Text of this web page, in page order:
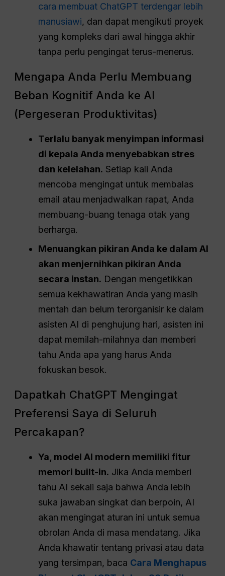
cara membuat ChatGPT terdengar lebih
manusiawi, dan dapat mengikuti proyek
yang kompleks dari awal hingga akhir
tanpa perlu pengingat terus-menerus.
Mengapa Anda Perlu Membuang
Beban Kognitif Anda ke AI
(Pergeseran Produktivitas)
Terlalu banyak menyimpan informasi
di kepala Anda menyebabkan stres
dan kelelahan. Setiap kali Anda
mencoba mengingat untuk membalas
email atau menjadwalkan rapat, Anda
membuang-buang tenaga otak yang
berharga.
Menuangkan pikiran Anda ke dalam AI
akan menjernihkan pikiran Anda
secara instan. Dengan mengetikkan
semua kekhawatiran Anda yang masih
mentah dan belum terorganisir ke dalam
asisten AI di penghujung hari, asisten ini
dapat memilah-milahnya dan memberi
tahu Anda apa yang harus Anda
fokuskan besok.
Dapatkah ChatGPT Mengingat
Preferensi Saya di Seluruh
Percakapan?
Ya, model AI modern memiliki fitur
memori built-in. Jika Anda memberi
tahu AI sekali saja bahwa Anda lebih
suka jawaban singkat dan berpoin, AI
akan mengingat aturan ini untuk semua
obrolan Anda di masa mendatang. Jika
Anda khawatir tentang privasi atau data
yang tersimpan, baca Cara Menghapus